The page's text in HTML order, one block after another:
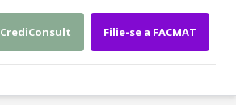
CrediConsult Filie-se a FACMAT